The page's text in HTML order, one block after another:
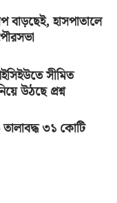
বাড়ছেই, হাসপাতালে
সীমিত
উঠছে প্রশ্ন
৩১ কোটি